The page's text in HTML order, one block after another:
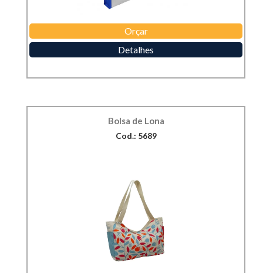
Orçar
Detalhes
Bolsa de Lona
Cod.: 5689